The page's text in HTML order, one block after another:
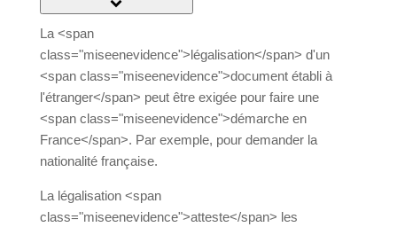
La <span
class="miseenevidence">légalisation</span> d'un
<span class="miseenevidence">document établi à
l'étranger</span> peut être exigée pour faire une
<span class="miseenevidence">démarche en
France</span>. Par exemple, pour demander la
nationalité française.
La légalisation <span
class="miseenevidence">atteste</span> les